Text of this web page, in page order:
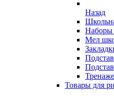
Назад
Наборы
Мел
Товары для